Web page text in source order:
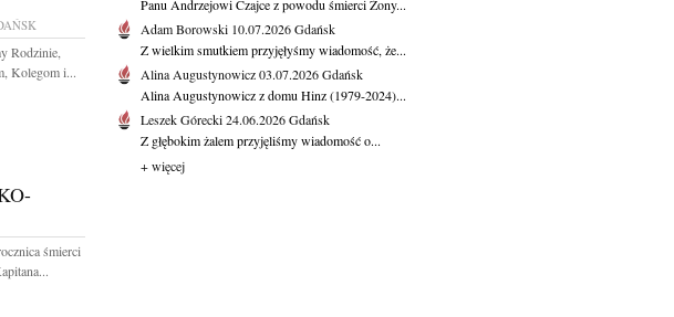
Rodzinie,
Kolegom i...
śmierci
Panu Andrzejowi Czajce z powodu śmierci Żony...
Adam Borowski 10.07.2026Gdańsk
Z wielkim smutkiem przyjęłyśmy wiadomość, że...
Alina Augustynowicz03.07.2026Gdańsk
Alina Augustynowicz z domu Hinz (1979-2024)...
Leszek Górecki24.06.2026Gdańsk
Z głębokim żalem przyjęliśmy wiadomość o...
+ więcej